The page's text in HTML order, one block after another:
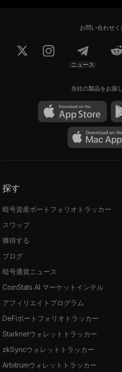
お問い合わせく
ニュース
当社の製品をお探
探す
暗号資産ポートフォリオトラッカー
スワップ
獲得する
ブログ
暗号通貨ニュース
CoinStats AI マーケットインテル
アフィリエイトプログラム
DeFiポートフォリオトラッカー
Starknetウォレットトラッカー
zkSyncウォレットトラッカー
Arbitrumウォレットトラッカー